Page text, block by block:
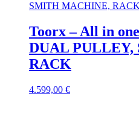
Toorx – All in
DUAL
RACK
4.599,00 €